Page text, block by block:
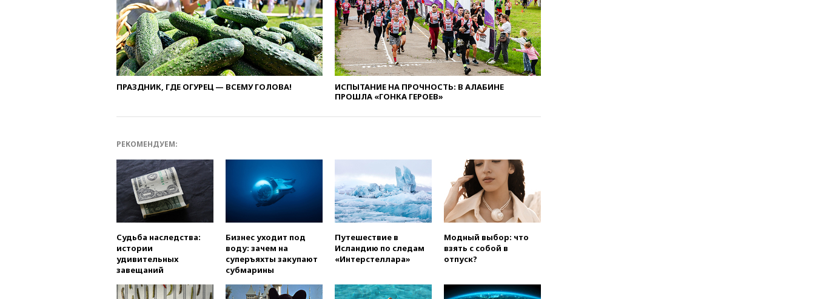
вчера, 21:26Лидеры сборной
РФ по гимнастике получили
официальный отказ в визах от
Хорватии
вчера, 21:15Пентагон
опубликовал 16 новых видео с
вчера, 21:00
свыше 6,5 тысячи грузовиков
пройдет в 2026 году
вчера, 20:45ПВО за день
сбила еще 75 украинских
беспилотников над Россией
вчера, 20:35Велосипедист
Белгородской области
вчера, 20:30Лидию Невзорову
финансировании
экстремизма
ПРАЗДНИК, ГДЕ ОГУРЕЦ — ВСЕМУ ГОЛОВА!
ИСПЫТАНИЕ НА ПРОЧНОСТЬ: В АЛАБИНЕ
ПРОШЛА «ГОНКА ГЕРОЕВ»
РЕКОМЕНДУЕМ:
Судьба наследства:
истории
удивительных
завещаний
Бизнес уходит под
воду: зачем на
суперъяхты закупают
субмарины
Путешествие в
Исландию по следам
«Интерстеллара»
Модный выбор: что
взять с собой в
отпуск?